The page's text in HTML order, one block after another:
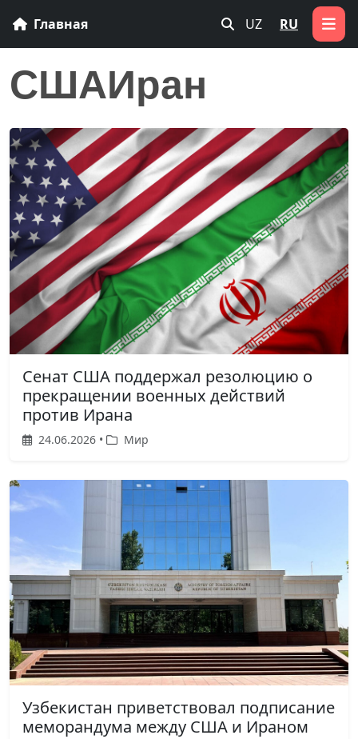
Главная UZ RU
СШАИран
Сенат США поддержал резолюцию о
прекращении военных действий
против Ирана
24.06.2026 • Мир
Узбекистан приветствовал подписание
меморандума между США и Ираном